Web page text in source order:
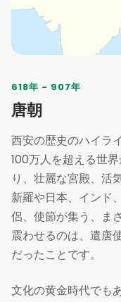
618年 - 907年
唐朝
西安の歴史のハイラ
100万人を超える世
り、壮麗な宮殿、活
新羅や日本、インド
侶、使節が集う、ま
震わせるのは、遣唐
だったことです。
文化の黄金時代でも